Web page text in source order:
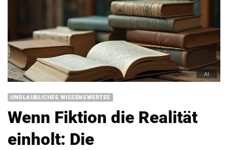
UNGLAUBLICHES WISSENSWERTES
Wenn Fiktion die Realität
einholt: Die